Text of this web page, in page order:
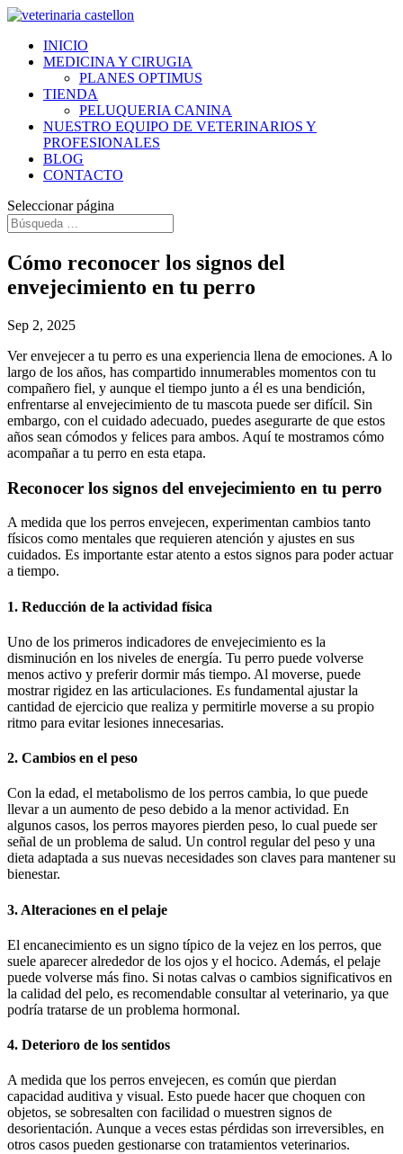
INICIO
MEDICINA Y CIRUGIA
PLANES OPTIMUS
TIENDA
PELUQUERIA CANINA
NUESTRO EQUIPO DE VETERINARIOS Y
PROFESIONALES
BLOG
CONTACTO
Seleccionar página
Cómo reconocer los signos del
envejecimiento en tu perro
Sep 2, 2025
Ver envejecer a tu perro es una experiencia llena de emociones. A lo
largo de los años, has compartido innumerables momentos con tu
compañero fiel, y aunque el tiempo junto a él es una bendición,
enfrentarse al envejecimiento de tu mascota puede ser difícil. Sin
embargo, con el cuidado adecuado, puedes asegurarte de que estos
años sean cómodos y felices para ambos. Aquí te mostramos cómo
acompañar a tu perro en esta etapa.
Reconocer los signos del envejecimiento en tu perro
A medida que los perros envejecen, experimentan cambios tanto
físicos como mentales que requieren atención y ajustes en sus
cuidados. Es importante estar atento a estos signos para poder actuar
a tiempo.
1. Reducción de la actividad física
Uno de los primeros indicadores de envejecimiento es la
disminución en los niveles de energía. Tu perro puede volverse
menos activo y preferir dormir más tiempo. Al moverse, puede
mostrar rigidez en las articulaciones. Es fundamental ajustar la
cantidad de ejercicio que realiza y permitirle moverse a su propio
ritmo para evitar lesiones innecesarias.
2. Cambios en el peso
Con la edad, el metabolismo de los perros cambia, lo que puede
llevar a un aumento de peso debido a la menor actividad. En
algunos casos, los perros mayores pierden peso, lo cual puede ser
señal de un problema de salud. Un control regular del peso y una
dieta adaptada a sus nuevas necesidades son claves para mantener su
bienestar.
3. Alteraciones en el pelaje
El encanecimiento es un signo típico de la vejez en los perros, que
suele aparecer alrededor de los ojos y el hocico. Además, el pelaje
puede volverse más fino. Si notas calvas o cambios significativos en
la calidad del pelo, es recomendable consultar al veterinario, ya que
podría tratarse de un problema hormonal.
4. Deterioro de los sentidos
A medida que los perros envejecen, es común que pierdan
capacidad auditiva y visual. Esto puede hacer que choquen con
objetos, se sobresalten con facilidad o muestren signos de
desorientación. Aunque a veces estas pérdidas son irreversibles, en
otros casos pueden gestionarse con tratamientos veterinarios.